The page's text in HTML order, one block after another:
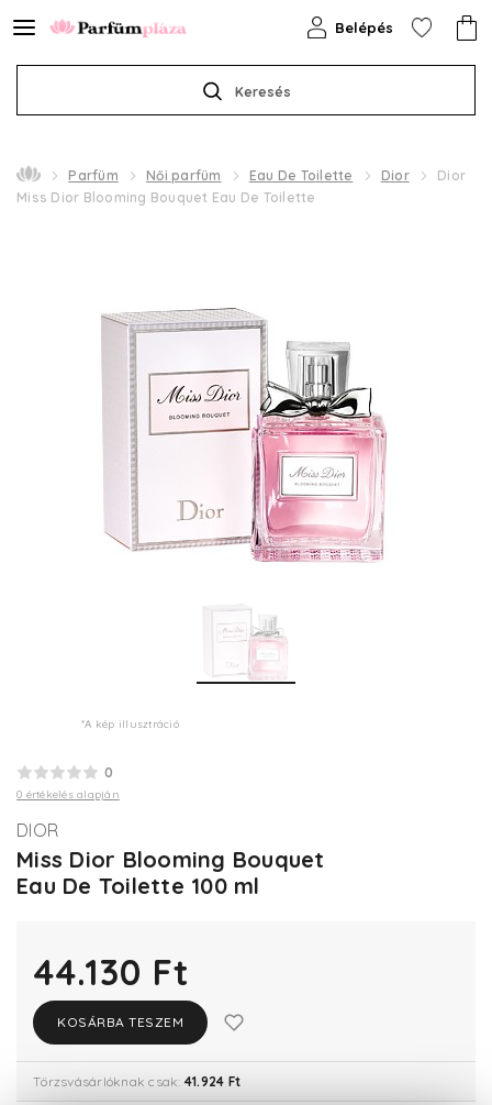
Keresés
Belépés
Parfüm Női parfüm Eau De Toilette Dior
Dior
Miss Dior Blooming Bouquet Eau De Toilette
*A kép illusztráció
0
0 értékelés alapján
DIOR
Miss Dior Blooming Bouquet
Eau De Toilette 100 ml
44.130 Ft
KOSÁRBA TESZEM
Törzsvásárlóknak csak: 41.924 Ft